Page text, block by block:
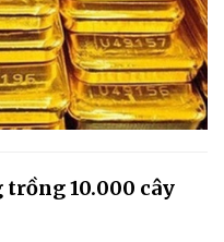
trồng 10.000 cây